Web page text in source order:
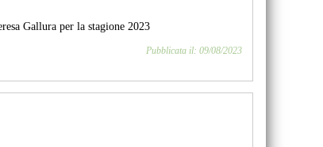
Gallura per la stagione 2023
Pubblicata il: 09/08/2023